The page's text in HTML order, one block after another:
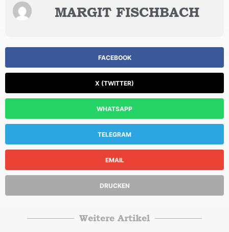
MARGIT FISCHBACH
FACEBOOK
X (TWITTER)
WHATSAPP
TELEGRAM
EMAIL
DRUCKEN
Weitere Artikel